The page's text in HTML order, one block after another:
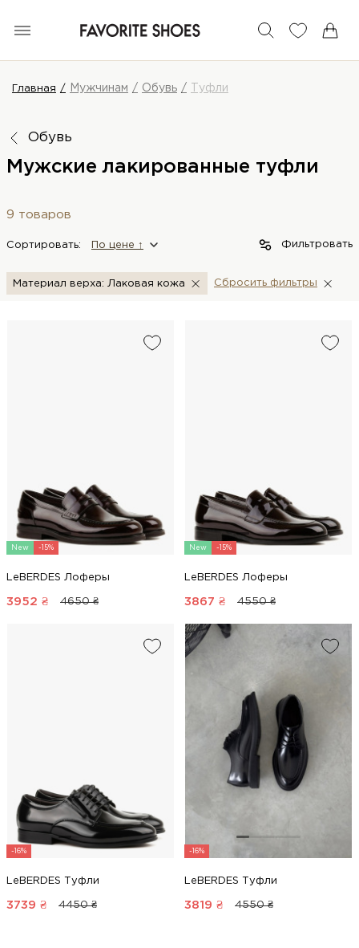
Главная Мужчинам Обувь Туфли
Обувь
Мужские лакированные туфли
9 товаров
Сортировать: По цене ↑ Фильтровать
Материал верха: Лаковая кожа Сбросить фильтры
New -15%
LeBERDES Лоферы
3952 ₴ 4650 ₴
New -15%
LeBERDES Лоферы
3867 ₴ 4550 ₴
-16%
LeBERDES Туфли
3739 ₴ 4450 ₴
-16%
LeBERDES Туфли
3819 ₴ 4550 ₴